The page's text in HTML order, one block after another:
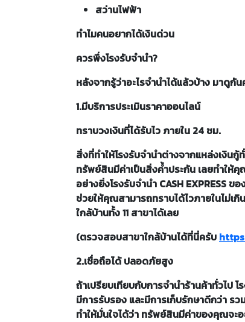
สว่านไฟฟ้า
ทำไมคนอยากได้เงินด่วน
ควรพึ่งโรงรับจำนำ?
หลังจากรู้ว่าอะไรจำนำได้แล้วบ้าง มาดูกั
1.มีบริการประเมินราคาออนไลน์
ทราบวงเงินที่ได้รับไว ภายใน 24 ชม.
สิ่งที่ทำให้โรงรับจำนำต่างจากแหล่งเงิน
ทรัพย์สินมีค่าเป็นสิ่งค้ำประกัน เลยทำให้คุ
อย่างยิ่งโรงรับจำนำ CASH EXPRESS
ช่วยให้คุณสามารถทราบได้ไวภายในไม่เกิ
ใกล้บ้านทั้ง 11 สาขาได้เลย
(ตรวจสอบสาขาใกล้บ้านได้ที่นี่ครับ
2.เชื่อถือได้ ปลอดภัยสูง
ถ้าเปรียบเทียบกับการจำนำร้านค้าทั่วไป
มีการรับรอง และมีการเก็บรักษาดีกว่า ร
ทำให้มั่นใจได้ว่า ทรัพย์สินมีค่าของคุณจะ